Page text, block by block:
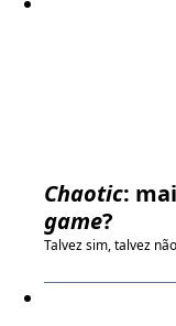
Chaotic:
game?
Talvez sim, talvez